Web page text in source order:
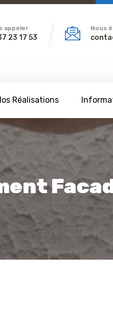
appeler
23 17 53
Nous
Réalisations